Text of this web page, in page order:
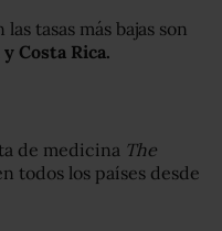
tasas más bajas son
Costa Rica.
de medicina The
todos los países desde